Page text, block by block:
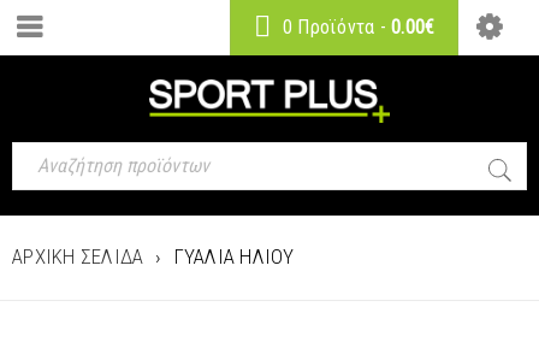
0 Προϊόντα - 0.00€
ΑΡΧΙΚΉ ΣΕΛΊΔΑ › ΓΥΑΛΙΆ ΗΛΊΟΥ